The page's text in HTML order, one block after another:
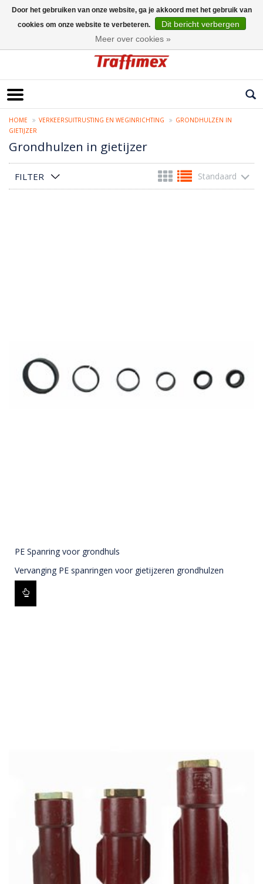
HOME VERKEERSUITRUSTING EN WEGINRICHTING
GRONDHULZEN IN
GIETIJZER
Grondhulzen in gietijzer
FILTER Standaard
PE Spanring voor grondhuls
Vervanging PE spanringen voor gietijzeren grondhulzen
Door het gebruiken van onze website, ga je akkoord met het gebruik van
cookies om onze website te verbeteren.
Dit bericht verbergen
Meer over cookies »